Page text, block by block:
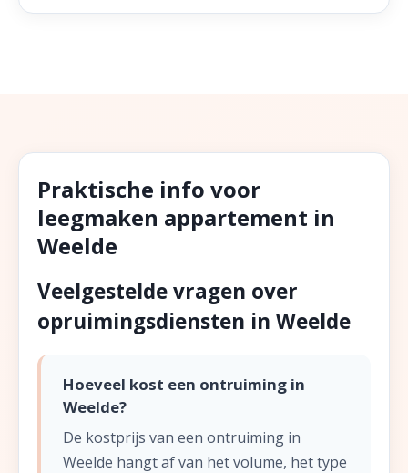
Praktische info voor
leegmaken appartement in
Weelde
Veelgestelde vragen over
opruimingsdiensten in Weelde
Hoeveel kost een ontruiming in
Weelde?
De kostprijs van een ontruiming in
Weelde hangt af van het volume, het type